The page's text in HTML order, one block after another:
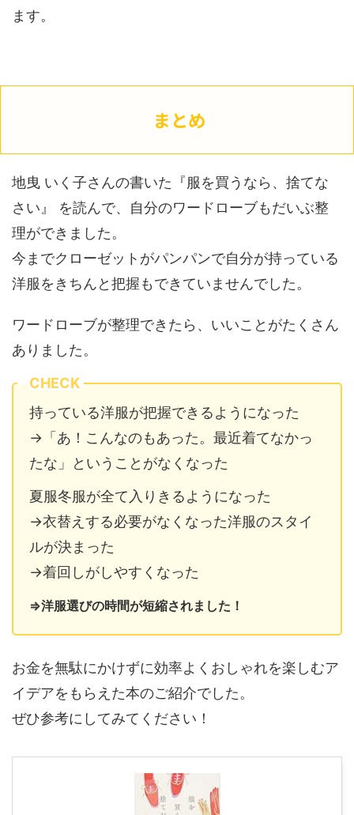
ます。
まとめ
地曳 いく子さんの書いた『服を買うなら、捨てな
さい』 を読んで、自分のワードローブもだいぶ整
理ができました。
今までクローゼットがパンパンで自分が持っている
洋服をきちんと把握もできていませんでした。
ワードローブが整理できたら、いいことがたくさん
ありました。
CHECK
持っている洋服が把握できるようになった
→「あ！こんなのもあった。最近着てなかっ
たな」ということがなくなった
夏服冬服が全て入りきるようになった
→衣替えする必要がなくなった洋服のスタイ
ルが決まった
→着回しがしやすくなった
⇒洋服選びの時間が短縮されました！
お金を無駄にかけずに効率よくおしゃれを楽しむア
イデアをもらえた本のご紹介でした。
ぜひ参考にしてみてください！